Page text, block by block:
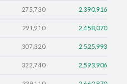
275,730 2,390,916
291,910 2,458,070
307,320 2,525,993
322,740 2,593,906